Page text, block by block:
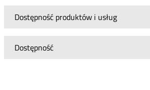
Dostępność produktów i usług
Dostępność